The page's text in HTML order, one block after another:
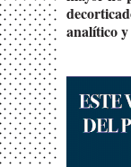
analítico